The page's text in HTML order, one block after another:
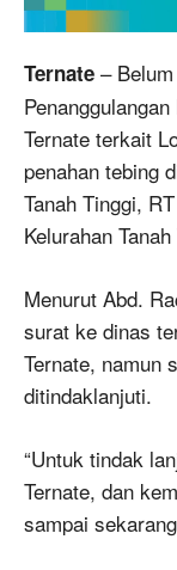
Ternate –
Ternate terkait
penahan tebing
Tanah Tinggi,
Kelurahan
Menurut Abd.
surat ke dinas
Ternate, namun
ditindaklanjuti.
“Untuk tindak
Ternate, dan
sampai